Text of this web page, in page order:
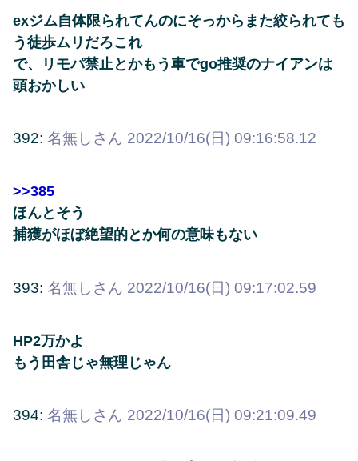
exジム自体限られてんのにそっからまた絞られても
う徒歩ムリだろこれ
で、リモパ禁止とかもう車でgo推奨のナイアンは
頭おかしい
392: 名無しさん 2022/10/16(日) 09:16:58.12
>>385
ほんとそう
捕獲がほぼ絶望的とか何の意味もない
393: 名無しさん 2022/10/16(日) 09:17:02.59
HP2万かよ
もう田舎じゃ無理じゃん
394: 名無しさん 2022/10/16(日) 09:21:09.49